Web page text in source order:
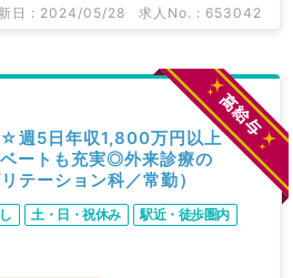
日 : 2024/05/28 求人No. : 653042
☆週5日年収1,800万円以上
ートも充実◎外来診療の
テーション科／常勤）
土・日・祝休み
駅近・徒歩圏内